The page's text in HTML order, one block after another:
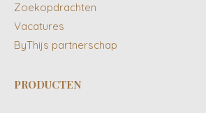
Zoekopdrachten
Vacatures
ByThijs partnerschap
PRODUCTEN